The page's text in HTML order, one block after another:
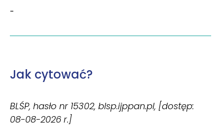
-
Jak cytować?
BLŚP, hasło nr 15302, blsp.ijppan.pl, [dostęp:
08-08-2026 r.]